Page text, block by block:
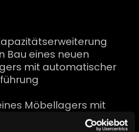
Bau eines neuen
mit automatischer
Möbellagers mit
und direkter